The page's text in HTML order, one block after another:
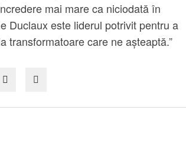
mai mare ca niciodată în
Duclaux este liderul potrivit pentru a
transformatoare care ne așteaptă.”